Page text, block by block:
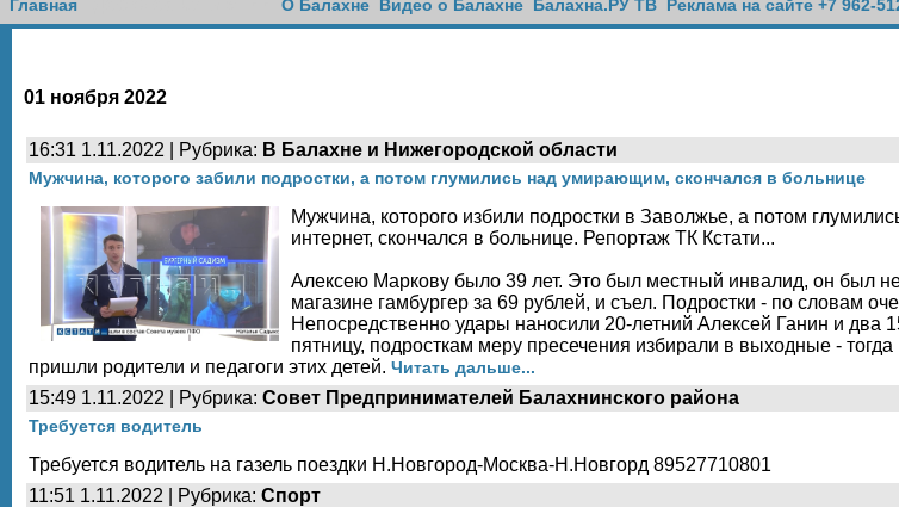
Главная О Балахне Видео о Балахне Балахна.РУ ТВ Реклама на сайте +7 962-
01 ноября 2022
16:31 1.11.2022 | Рубрика: В Балахне и Нижегородской области
Мужчина, которого забили подростки, а потом глумились над умирающим, скончался в больнице
Мужчина, которого избили подростки в Заволжье, а потом
интернет, скончался в больнице. Репортаж ТК Кстати...
Алексею Маркову было 39 лет. Это был местный инвалид, он был
магазине гамбургер за 69 рублей, и съел. Подростки - по словам
Непосредственно удары наносили 20-летний Алексей Ганин и два
пятницу, подросткам меру пресечения избирали в выходные -
пришли родители и педагоги этих детей. Читать дальше...
15:49 1.11.2022 | Рубрика: Совет Предпринимателей Балахнинского района
Требуется водитель
Требуется водитель на газель поездки Н.Новгород-Москва-Н.Новгорд 89527710801
11:51 1.11.2022 | Рубрика: Спорт